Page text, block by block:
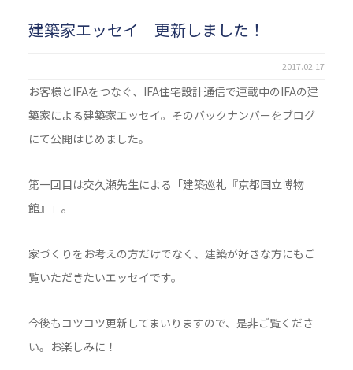
建築家エッセイ 更新しました！
2017.02.17
お客様とIFAをつなぐ、IFA住宅設計通信で連載中のIFAの建
築家による建築家エッセイ。そのバックナンバーをブログ
にて公開はじめました。
第一回目は交久瀬先生による「建築巡礼『京都国立博物
館』」。
家づくりをお考えの方だけでなく、建築が好きな方にもご
覧いただきたいエッセイです。
今後もコツコツ更新してまいりますので、是非ご覧くださ
い。お楽しみに！